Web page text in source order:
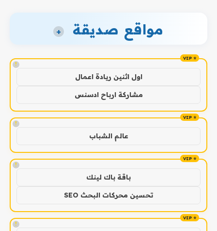
مواقع صديقة +
!
اول اثنين ريادة اعمال
مشاركة ارباح ادسنس
!
عالم الشباب
!
باقة باك لينك
تحسين محركات البحث SEO
!